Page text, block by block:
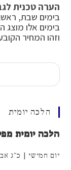
הערה טכנית
בימים שבת,
בימים אלו
וזהו המחיר
חיפוש
הלכה יומית
הלכה יומית
יום חמישי | כ"ג